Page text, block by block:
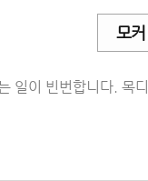
모
일이 빈번합니다. 목디